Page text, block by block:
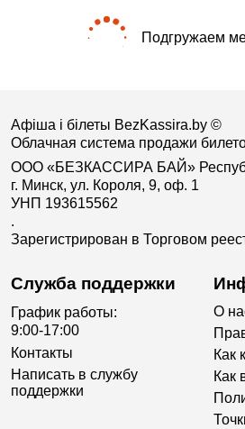
Подгружаем
Афіша і білеты BezKassira.by ©
Облачная система продажи
ООО «БЕЗКАССИРА БАЙ»
г. Минск, ул. Короля, 9, оф. 1
УНП 193615562
.
Зарегистрирован в Торговом
Служба поддержки
График работы:
9:00-17:00
Контакты
Написать в службу
поддержки
О
Как
Как